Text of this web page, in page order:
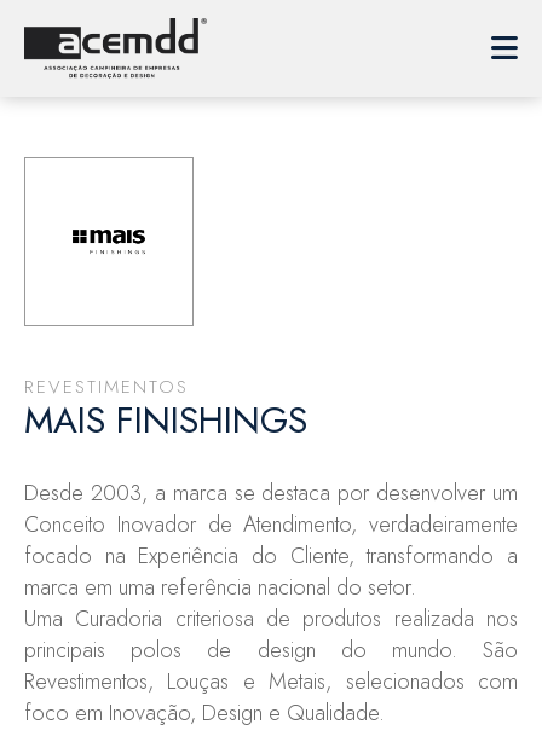
REVESTIMENTOS
MAIS FINISHINGS
Desde 2003, a marca se destaca por desenvolver um
Conceito Inovador de Atendimento, verdadeiramente
focado na Experiência do Cliente, transformando a
marca em uma referência nacional do setor.
Uma Curadoria criteriosa de produtos realizada nos
principais polos de design do mundo. São
Revestimentos, Louças e Metais, selecionados com
foco em Inovação, Design e Qualidade.